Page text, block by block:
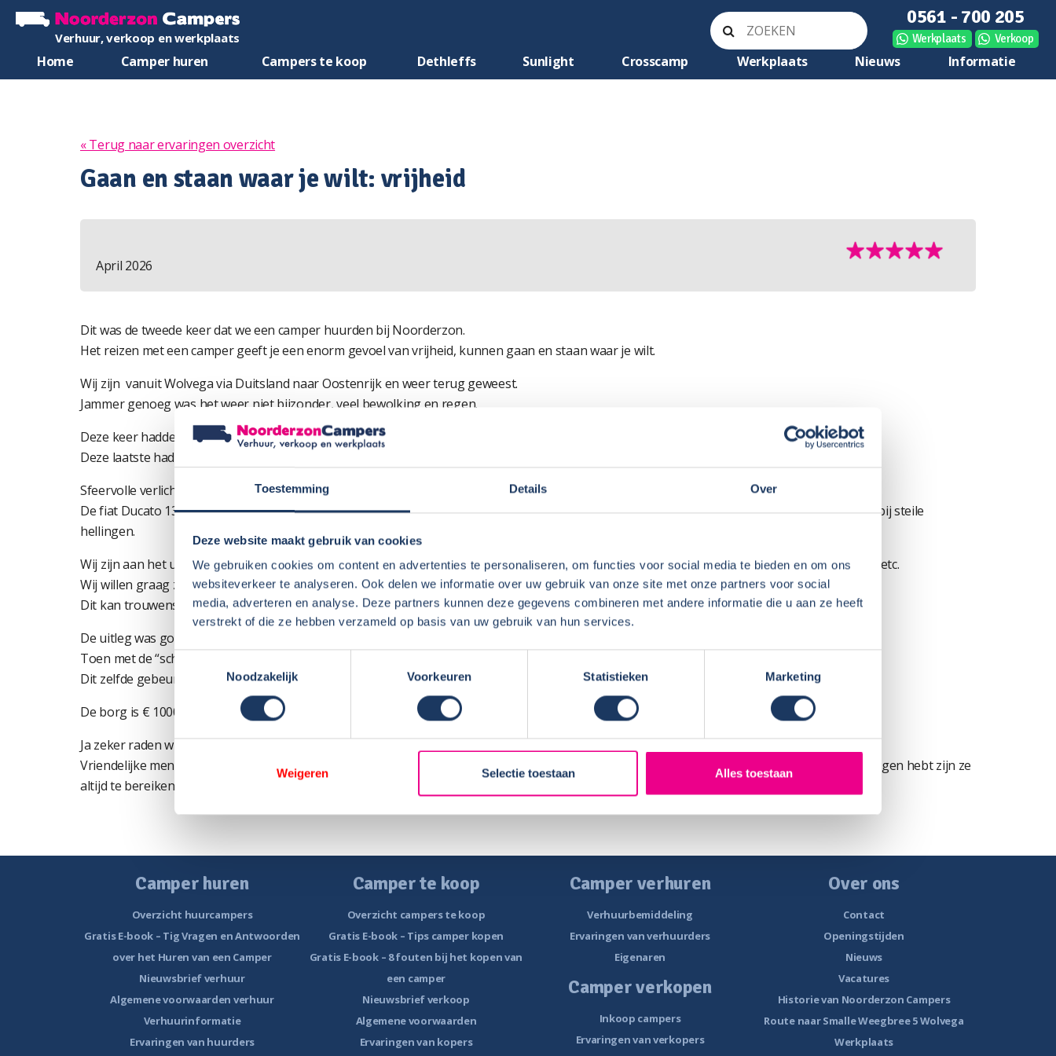
Toestemming Details Over
Deze website maakt gebruik van cookies
We gebruiken cookies om content en advertenties te personaliseren, om functies voor social media te bieden en om ons
websiteverkeer te analyseren. Ook delen we informatie over uw gebruik van onze site met onze partners voor social
media, adverteren en analyse. Deze partners kunnen deze gegevens combineren met andere informatie die u aan ze heeft
verstrekt of die ze hebben verzameld op basis van uw gebruik van hun services.
Toestemmingsselectie
Noodzakelijk
Voorkeuren Statistieken Marketing
Weigeren Selectie toestaan Alles toestaan
Verhuur, verkoop en werkplaats
0561 - 700 205
Werkplaats Verkoop
Home Camper huren Campers te koop Dethleffs Sunlight Crosscamp Werkplaats Nieuws Informatie
« Terug naar ervaringen overzicht
Gaan en staan waar je wilt: vrijheid
April 2026
Dit was de tweede keer dat we een camper huurden bij Noorderzon.
Het reizen met een camper geeft je een enorm gevoel van vrijheid, kunnen gaan en staan waar je wilt.
Wij zijn vanuit Wolvega via Duitsland naar Oostenrijk en weer terug geweest.
Jammer genoeg was het weer niet bijzonder, veel bewolking en regen.
Deze keer hadden we de Burstner Nexxo en vorige keer de Detleffs Globebus T2.
Deze laatste had het voor ons net even iets meer.
Sfeervolle verlichting, lichte houtkleur, toilet toegankelijker(gezien handicap) maar….. ook zeer zeker en aanrader.
De fiat Ducato 130 waar beiden op stonden is een geweldige auto. Rijdt soepel en gemakkelijk en heeft veel “pit” als dat nodig is bijvoorbeeld bij steile
hellingen.
Wij zijn aan het uitproberen welke camper ons het beste voegt. Hoog dwarsbed, fransbed, garage, electr. fietsen rek, gebruiksvriendelijkheid etc.
Wij willen graag zelf een camper aan gaan schaffen als we volgend jaar met vervroegd pensioen gaan.
Dit kan trouwens ook goed via Noorderzon hebben wij begrepen. Betrouwbaar en met kennis van zaken.
De uitleg was goed, hele camper eerst doorgelopen en alles laten zien en uitgelegd. Deskundige man die alle vagen kon beantwoorden.
Toen met de “schade” lijst de camper rond zodat je weet of er al schade aan de camper zit voor je hem mee krijgt.
Dit zelfde gebeurd ook weer als je de camper terug komt brengen.
De borg is € 1000 die je als je geen schade hebt gemaakt, binnen 2 dagen weer op je bankrekening hebt staan. Grote Klasse!
Ja zeker raden wij Noorderzon aan bij vrienden en kennissen.
Vriendelijke mensen, je krijgt altijd een goede camper mee, alles is voor je geregeld ( verzekering, ANWB etc etc) en als je problemen en/of vragen hebt zijn ze
altijd te bereiken.
Camper huren
Overzicht huurcampers
Gratis E-book – Tig Vragen en Antwoorden
over het Huren van een Camper
Nieuwsbrief verhuur
Algemene voorwaarden verhuur
Verhuurinformatie
Ervaringen van huurders
Camper te koop
Overzicht campers te koop
Gratis E-book – Tips camper kopen
Gratis E-book – 8 fouten bij het kopen van
een camper
Nieuwsbrief verkoop
Algemene voorwaarden
Ervaringen van kopers
Camper verhuren
Verhuurbemiddeling
Ervaringen van verhuurders
Eigenaren
Camper verkopen
Inkoop campers
Ervaringen van verkopers
Over ons
Contact
Openingstijden
Nieuws
Vacatures
Historie van Noorderzon Campers
Route naar Smalle Weegbree 5 Wolvega
Werkplaats